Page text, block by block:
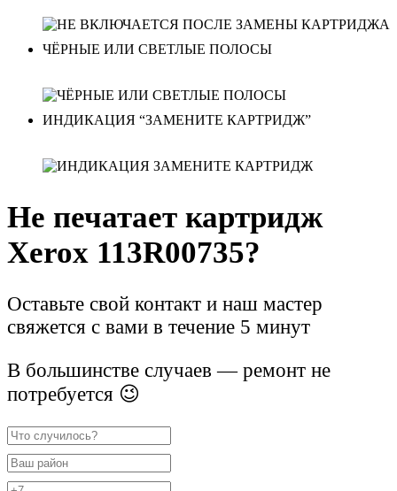
ЧЁРНЫЕ ИЛИ СВЕТЛЫЕ ПОЛОСЫ
ИНДИКАЦИЯ “ЗАМЕНИТЕ КАРТРИДЖ”
Не печатает картридж
Xerox 113R00735?
Оставьте свой контакт и наш мастер
свяжется с вами в течение 5 минут
В большинстве случаев — ремонт не
потребуется 😉